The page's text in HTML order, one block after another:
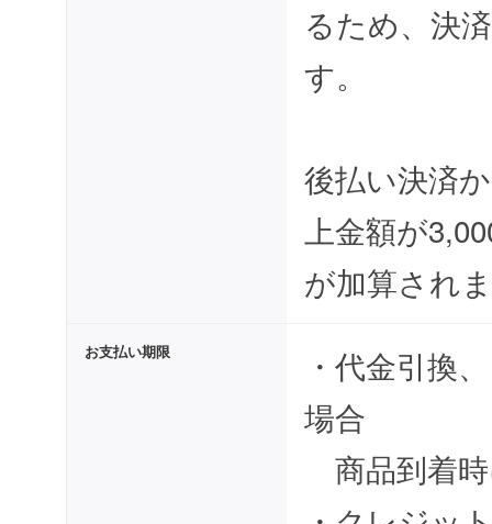
るため、決
す。
後払い決済
上金額が
が加算され
お支払い期限
・代金引換
場合
商品到着